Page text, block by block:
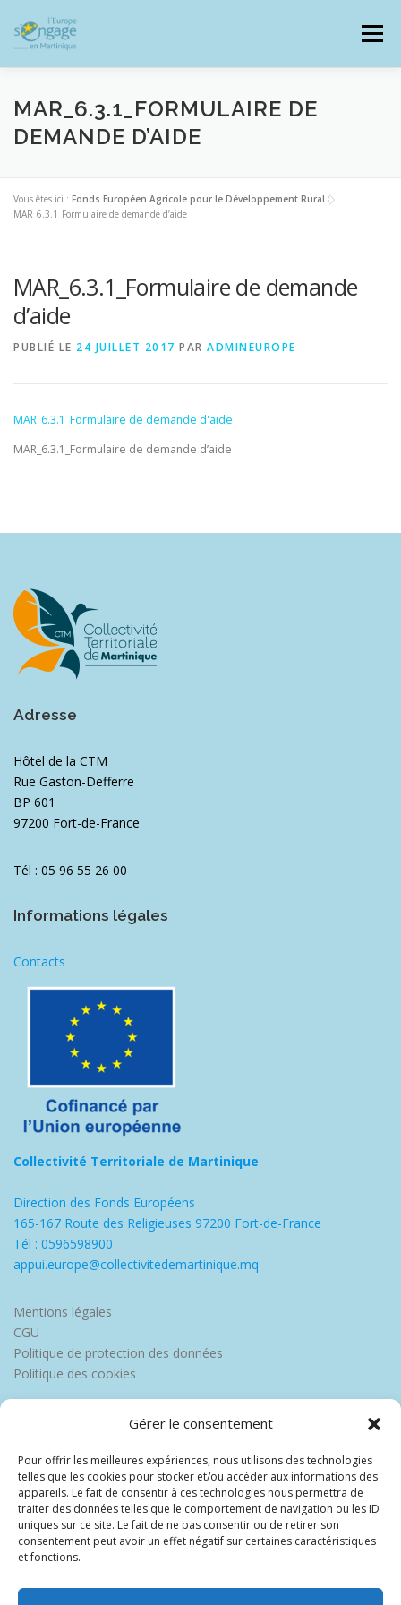
Gérer le consentement
Pour offrir les meilleures expériences, nous utilisons des technologies
telles que les cookies pour stocker et/ou accéder aux informations des
appareils. Le fait de consentir à ces technologies nous permettra de
traiter des données telles que le comportement de navigation ou les ID
uniques sur ce site. Le fait de ne pas consentir ou de retirer son
consentement peut avoir un effet négatif sur certaines caractéristiques
et fonctions.
contenu
Menu
RESSOURCES DOCUMENTAIRES
MAR_6.3.1_FORMULAIRE DE
DEMANDE D’AIDE
Vous êtes ici : Fonds Européen Agricole pour le Développement Rural >
MAR_6.3.1_Formulaire de demande d’aide
MAR_6.3.1_Formulaire de demande
d’aide
PUBLIÉ LE 24 JUILLET 2017 PAR ADMINEUROPE
MAR_6.3.1_Formulaire de demande d'aide
MAR_6.3.1_Formulaire de demande d’aide
Adresse
Hôtel de la CTM
Rue Gaston-Defferre
BP 601
97200 Fort-de-France
Tél : 05 96 55 26 00
Informations légales
Contacts
Collectivité Territoriale de Martinique
Direction des Fonds Européens
165-167 Route des Religieuses 97200 Fort-de-France
Tél : 0596598900
appui.europe@collectivitedemartinique.mq
Mentions légales
CGU
Politique de protection des données
Politique des cookies